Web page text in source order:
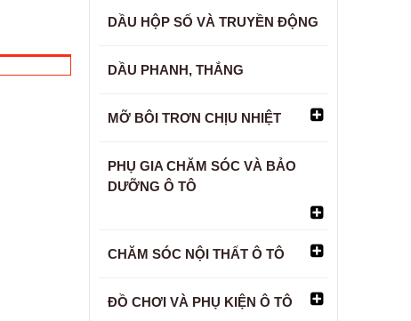
DẦU HỘP SỐ VÀ TRUYỀN ĐỘNG
DẦU PHANH, THẮNG
MỠ BÔI TRƠN CHỊU NHIỆT
PHỤ GIA CHĂM SÓC VÀ BẢO
DƯỠNG Ô TÔ
CHĂM SÓC NỘI THẤT Ô TÔ
ĐỒ CHƠI VÀ PHỤ KIỆN Ô TÔ